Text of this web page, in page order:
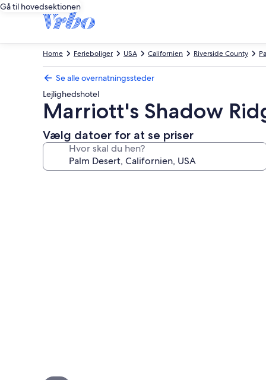
Gå til hovedsektionen
Riverside County
Californien
USA
Ferieboliger
Home
Se alle overnatningssteder
Lejlighedshotel
Marriott's Shadow
Vælg datoer for at se priser
Hvor skal du hen?